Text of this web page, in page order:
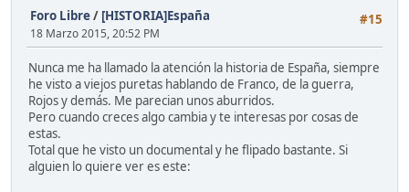
#15
Foro Libre/ [HISTORIA]España
18 Marzo 2015, 20:52 PM
Nunca me ha llamado la atención la historia de España, siempre
he visto a viejos puretas hablando de Franco, de la guerra,
Rojos y demás. Me parecian unos aburridos.
Pero cuando creces algo cambia y te interesas por cosas de
estas.
Total que he visto un documental y he flipado bastante. Si
alguien lo quiere ver es este: